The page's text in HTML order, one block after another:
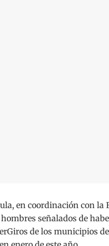
en coordinación con la
señalados de
de los municipios